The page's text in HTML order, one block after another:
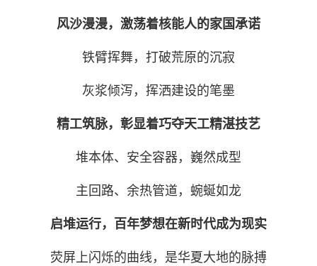
风沙漫漫， 激荡着核能人的家国承诺
铁臂挥舞， 打破荒原的沉寂
灰浆倾泻， 挥洒建设的笔墨
精工筑脉， 彰显着巧夺天工精湛技艺
堆本体、安全容器， 巍然成型
主回路、余热管道， 蜿蜒如龙
启堆运行， 百年梦想在新时代成为现实
荧屏上闪烁的曲线， 是华夏大地的脉搏